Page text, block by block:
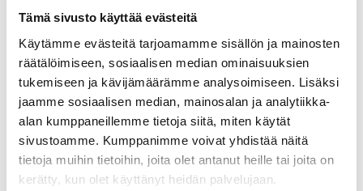
Tämä sivusto käyttää evästeitä
Käytämme evästeitä tarjoamamme sisällön ja mainosten
räätälöimiseen, sosiaalisen median ominaisuuksien
tukemiseen ja kävijämäärämme analysoimiseen. Lisäksi
jaamme sosiaalisen median, mainosalan ja analytiikka-
alan kumppaneillemme tietoja siitä, miten käytät
sivustoamme. Kumppanimme voivat yhdistää näitä
tietoja muihin tietoihin, joita olet antanut heille tai joita on
kerätty, kun olet käyttänyt heidän palvelujaan.
käytäntöjä ja markkinoita, sitä enemmän panostaminen hajoaa
pieniin osakokonaisuuksiin ja -ratkaisuihin. Näiden pilotointi on
hyvin pitkälti yksityisten toimijoiden, siis yritysten,
aloitteellisuuden varassa. Toki markkinataloudessa näin kuuluukin
olla. Paljon haltijoina ovat kuitenkin tahot, jotka mahdollistavat
energiaratkaisujen turvallisen ja hallitun soveltamisen
käytäntöön. Mieleni tekeekin kysyä, hyödynnämmekö riittävissä
määrin eurooppalaista lähestymistapaa, jolla kaupallistamista,
lupaprosesseja ja uusia markkinamalleja voidaan testata.